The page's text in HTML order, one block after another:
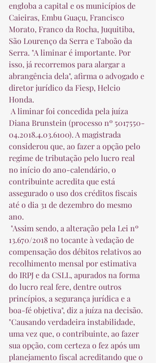
engloba a capital e os municípios de
Caieiras, Embu Guaçu, Francisco
Morato, Franco da Rocha, Juquitiba,
São Lourenço da Serra e Taboão da
Serra. "A liminar é importante. Por
isso, já recorremos para alargar a
abrangência dela", afirma o advogado e
diretor jurídico da Fiesp, Helcio
Honda.
Diana Brunstein (processo nº 5017550-
04.2018.4.03.6100). A magistrada
considerou que, ao fazer a opção pelo
regime de tributação pelo lucro real
no início do ano-calendário, o
contribuinte acredita que está
assegurado o uso dos créditos fiscais
até o dia 31 de dezembro do mesmo
ano.
13.670/2018 no tocante à vedação de
compensação dos débitos relativos ao
recolhimento mensal por estimativa
do IRPJ e da CSLL, apurados na forma
do lucro real fere, dentre outros
princípios, a segurança jurídica e a
boa-fé objetiva", diz a juíza na decisão.
"Causando verdadeira instabilidade,
uma vez que, o contribuinte, ao fazer
sua opção, com certeza o fez após um
planejamento fiscal acreditando que o